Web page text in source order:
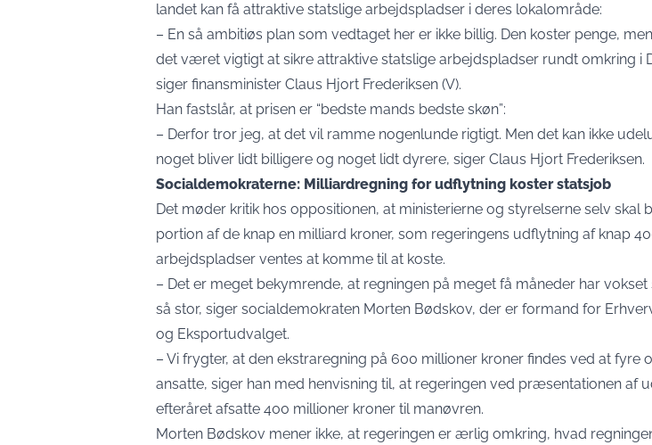
landet kan få attraktive statslige arbejdspladser i deres lokalområde:
– En så ambitiøs plan som vedtaget her er ikke billig. Den koster penge,
det været vigtigt at sikre attraktive statslige arbejdspladser rundt omkring i
siger finansminister Claus Hjort Frederiksen (V).
Han fastslår, at prisen er “bedste mands bedste skøn”:
– Derfor tror jeg, at det vil ramme nogenlunde rigtigt. Men det kan ikke
noget bliver lidt billigere og noget lidt dyrere, siger Claus Hjort Frederiksen.
Socialdemokraterne: Milliardregning for udflytning koster statsjob
Det møder kritik hos oppositionen, at ministerierne og styrelserne selv skal
portion af de knap en milliard kroner, som regeringens udflytning af knap
arbejdspladser ventes at komme til at koste.
– Det er meget bekymrende, at regningen på meget få måneder har
så stor, siger socialdemokraten Morten Bødskov, der er formand for
og Eksportudvalget.
– Vi frygter, at den ekstraregning på 600 millioner kroner findes ved at fyre
ansatte, siger han med henvisning til, at regeringen ved præsentationen af
efteråret afsatte 400 millioner kroner til manøvren.
Morten Bødskov mener ikke, at regeringen er ærlig omkring, hvad